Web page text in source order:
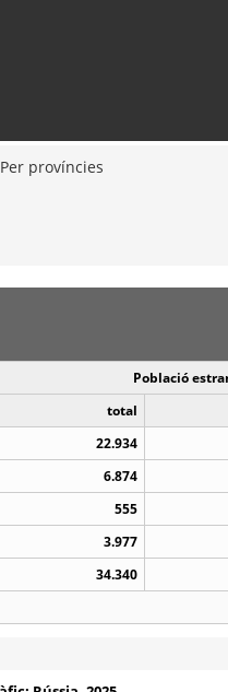
Per províncies
Població
total
22.934
6.874
555
3.977
34.340